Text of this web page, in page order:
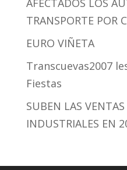
AFECTADOS LOS
TRANSPORTE POR
EURO VIÑETA
Transcuevas2007
Fiestas
SUBEN LAS
INDUSTRIALES EN